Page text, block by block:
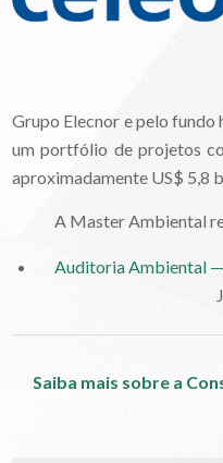
Grupo Elecnor e pelo fundo
um portfólio de projetos
aproximadamente US$ 5,8
A Master Ambiental
Auditoria Ambiental
Saiba mais sobre a